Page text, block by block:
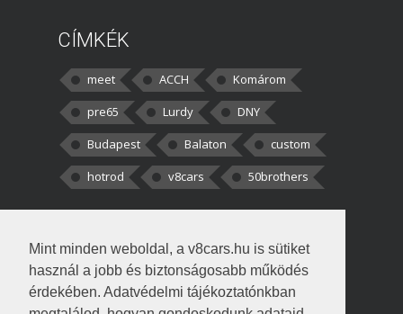
Mint minden weboldal, a v8cars.hu is sütiket
használ a jobb és biztonságosabb működés
érdekében. Adatvédelmi tájékoztatónkban
CÍMKÉK
meet ACCH
Komárom
pre65
Lurdy
DNY
Budapest
Balaton
custom
hotrod
v8cars 50brothers
kortisz:Elszúrtam! Én csak két
darabbaal számoltam. Nem tudtam, hogy fél autót,